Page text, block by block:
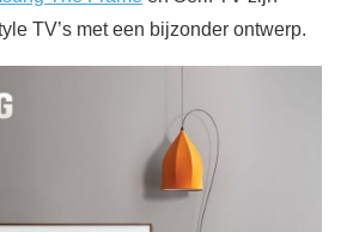
TV’s met een bijzonder ontwerp.